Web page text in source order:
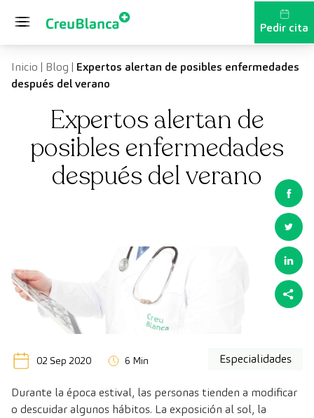
Pedir cita
Inicio | Blog | Expertos alertan de posibles enfermedades
después del verano
Expertos alertan de
posibles enfermedades
después del verano
02 Sep 2020 6 Min Especialidades
Durante la época estival, las personas tienden a modificar
o descuidar algunos hábitos. La exposición al sol, la